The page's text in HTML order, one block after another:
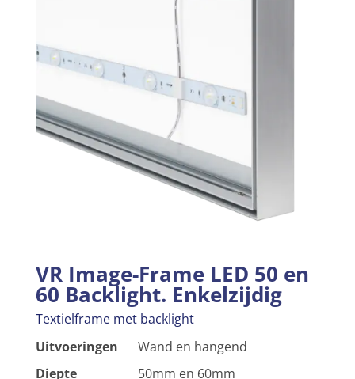
VR Image-Frame LED 50 en
60 Backlight. Enkelzijdig
Textielframe met backlight
Uitvoeringen
Wand en hangend
Diepte
50mm en 60mm